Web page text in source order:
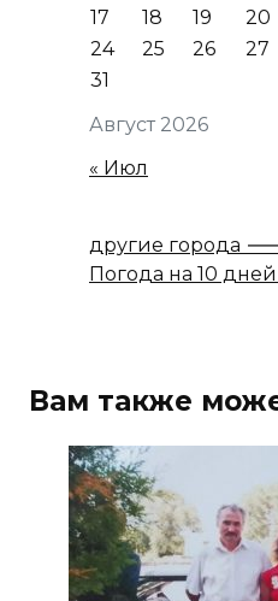
Август 2026
17
18 19 20
24
25 26 27
31
« Июл
другие города
Погода на 10
Вам также